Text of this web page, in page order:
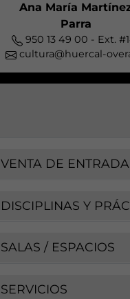
Ana María
Parra
950 13 49 00 - Ext.
cultura@huercal-
VENTA DE
DISCIPLINAS Y
SALAS / ESPACIOS
SERVICIOS